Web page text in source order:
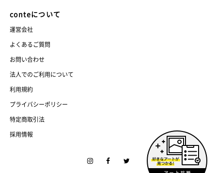
conteについて
運営会社
よくあるご質問
お問い合わせ
法人でのご利用について
利用規約
プライバシーポリシー
特定商取引法
採用情報
Instagram
FacebookTwitter